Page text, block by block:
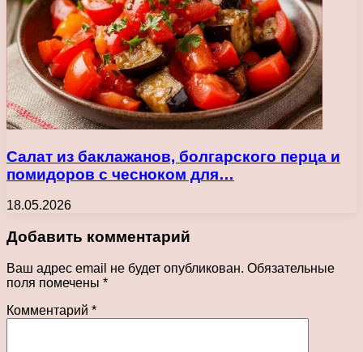
Салат из баклажанов, болгарского перца и
помидоров с чесноком для…
18.05.2026
Добавить комментарий
Ваш адрес email не будет опубликован. Обязательные
поля помечены *
Комментарий *